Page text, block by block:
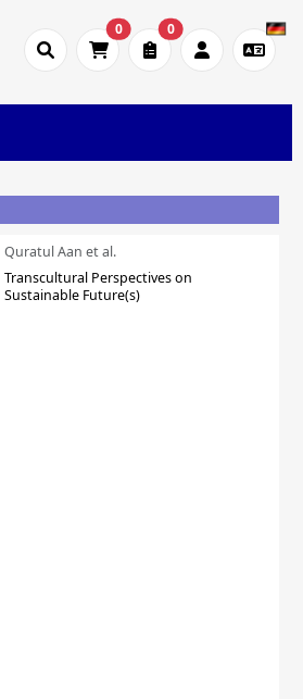
0 0
Quratul Aan et al.
Transcultural Perspectives on
Sustainable Future(s)